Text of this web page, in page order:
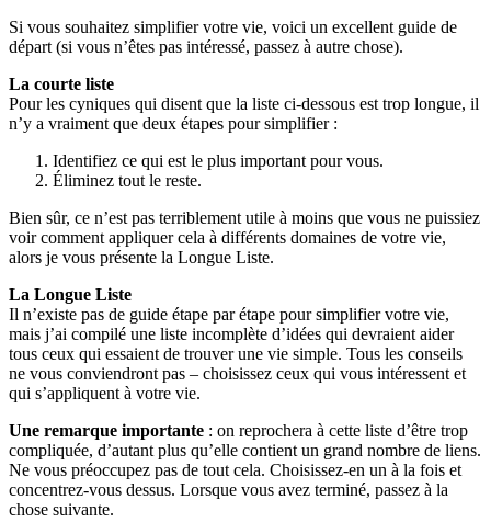
Si vous souhaitez simplifier votre vie, voici un excellent guide de
départ (si vous n’êtes pas intéressé, passez à autre chose).
La courte liste
Pour les cyniques qui disent que la liste ci-dessous est trop longue, il
n’y a vraiment que deux étapes pour simplifier :
Identifiez ce qui est le plus important pour vous.
Éliminez tout le reste.
Bien sûr, ce n’est pas terriblement utile à moins que vous ne puissiez
voir comment appliquer cela à différents domaines de votre vie,
alors je vous présente la Longue Liste.
La Longue Liste
Il n’existe pas de guide étape par étape pour simplifier votre vie,
mais j’ai compilé une liste incomplète d’idées qui devraient aider
tous ceux qui essaient de trouver une vie simple. Tous les conseils
ne vous conviendront pas – choisissez ceux qui vous intéressent et
qui s’appliquent à votre vie.
Une remarque importante : on reprochera à cette liste d’être trop
compliquée, d’autant plus qu’elle contient un grand nombre de liens.
Ne vous préoccupez pas de tout cela. Choisissez-en un à la fois et
concentrez-vous dessus. Lorsque vous avez terminé, passez à la
chose suivante.